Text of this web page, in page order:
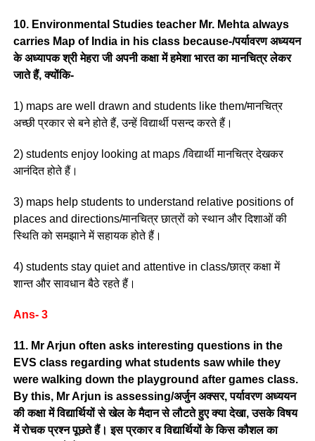
10. Environmental Studies teacher Mr. Mehta always
carries Map of India in his class because-/पर्यावरण अध्ययन
के अध्यापक श्री मेहरा जी अपनी कक्षा में हमेशा भारत का मानचित्र लेकर
जाते हैं, क्योंकि-
1) maps are well drawn and students like them/मानचित्र
अच्छी प्रकार से बने होते हैं, उन्हें विद्यार्थी पसन्द करते हैं।
2) students enjoy looking at maps /विद्यार्थी मानचित्र देखकर
आनंदित होते हैं।
3) maps help students to understand relative positions of
places and directions/मानचित्र छात्रों को स्थान और दिशाओं की
स्थिति को समझाने में सहायक होते हैं।
4) students stay quiet and attentive in class/छात्र कक्षा में
शान्त और सावधान बैठे रहते हैं।
Ans- 3
11. Mr Arjun often asks interesting questions in the
EVS class regarding what students saw while they
were walking down the playground after games class.
By this, Mr Arjun is assessing/अर्जुन अक्सर, पर्यावरण अध्ययन
की कक्षा में विद्यार्थियों से खेल के मैदान से लौटते हुए क्या देखा, उसके विषय
में रोचक प्रश्न पूछते हैं। इस प्रकार व विद्यार्थियों के किस कौशल का